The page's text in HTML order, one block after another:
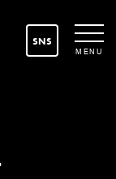
SNS
MENU